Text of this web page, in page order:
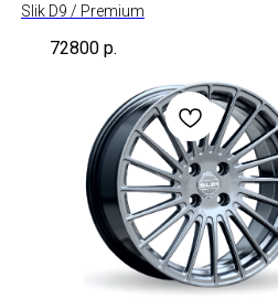
Slik D9 / Premium
72800 р.